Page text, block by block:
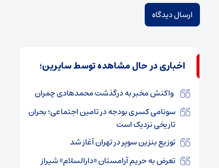
اخباری در حال مشاهده توسط سایرین؛
واکنش مخبر به درگذشت محمدهادی چمران
سونامی کسری بودجه در تامین اجتماعی؛ بحران
تاریخی نزدیک است
توزیع بنزین سوپر در تهران آغاز شد
تعرض به حریم آرامستان «دارالسلام» شیراز